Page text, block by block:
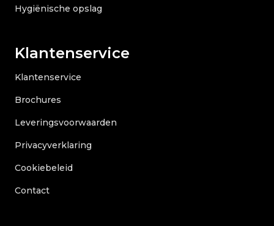
Hygiënische opslag
Klantenservice
Klantenservice
Brochures
Leveringsvoorwaarden
Privacyverklaring
Cookiebeleid
Contact